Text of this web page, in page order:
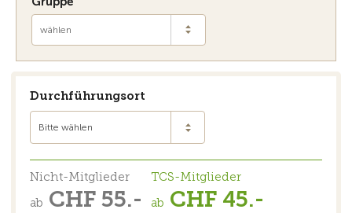
wählen
Durchführungsort
Bitte wählen
Nicht-Mitglieder
ab CHF 55.-
TCS-Mitglieder
ab CHF 45.-